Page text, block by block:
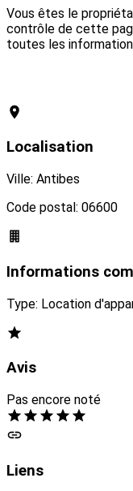
Vous êtes le
contrôle de cette
toutes les
Localisation
Ville: Antibes
Code postal: 06600
Informations
Type: Location
Avis
Pas encore noté
Liens